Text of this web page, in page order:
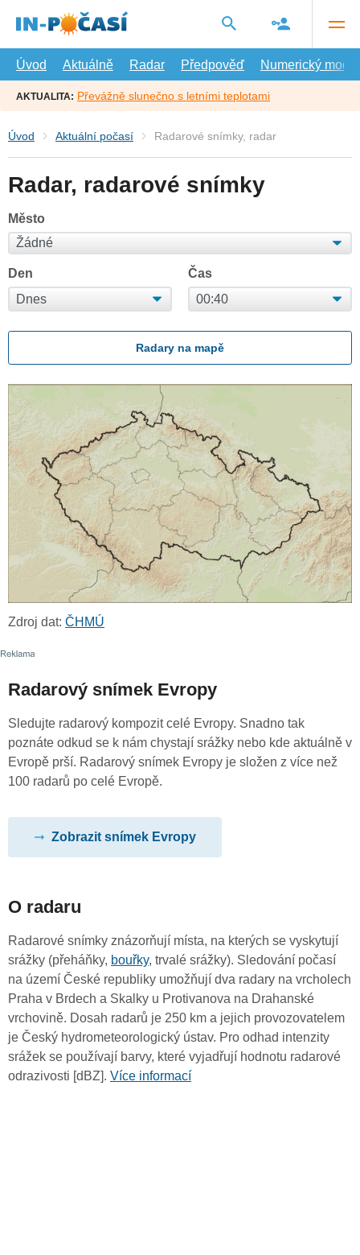
hlavní
Úvod
Aktuálně Radar Předpověď Numerický model
AKTUALITA: Převážně slunečno s letními teplotami
Úvod Aktuální počasí Radarové snímky, radar
Radar, radarové snímky
Město
Den Čas
Radary na mapě
Zdroj dat: ČHMÚ
Radarový snímek Evropy
Sledujte radarový kompozit celé Evropy. Snadno tak
poznáte odkud se k nám chystají srážky nebo kde aktuálně v
Evropě prší. Radarový snímek Evropy je složen z více než
100 radarů po celé Evropě.
Zobrazit snímek Evropy
O radaru
Radarové snímky znázorňují místa, na kterých se vyskytují
srážky (přeháňky, bouřky, trvalé srážky). Sledování počasí
na území České republiky umožňují dva radary na vrcholech
Praha v Brdech a Skalky u Protivanova na Drahanské
vrchovině. Dosah radarů je 250 km a jejich provozovatelem
je Český hydrometeorologický ústav. Pro odhad intenzity
srážek se používají barvy, které vyjadřují hodnotu radarové
odrazivosti [dBZ]. Více informací